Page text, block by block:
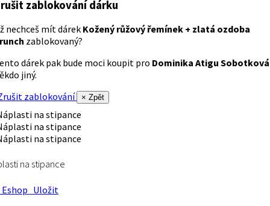
zablokování dárku
nechceš mít dárek Kožený růžový řemínek + zlatá ozdoba
zablokovaný?
dárek pak bude moci koupit pro Dominika Atigu Sobotková
jiný.
zablokování
× Zpět
na stipance
Uložit